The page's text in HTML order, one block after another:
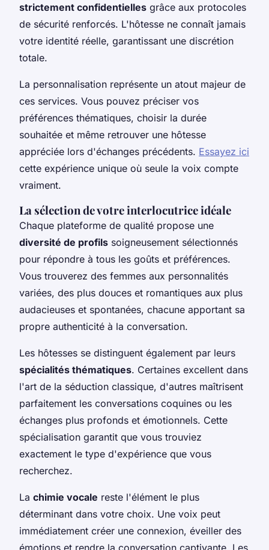
strictement confidentielles grâce aux protocoles
de sécurité renforcés. L'hôtesse ne connaît jamais
votre identité réelle, garantissant une discrétion
totale.
La personnalisation représente un atout majeur de
ces services. Vous pouvez préciser vos
préférences thématiques, choisir la durée
souhaitée et même retrouver une hôtesse
appréciée lors d'échanges précédents. Essayez ici
cette expérience unique où seule la voix compte
vraiment.
La sélection de votre interlocutrice idéale
Chaque plateforme de qualité propose une
diversité de profils soigneusement sélectionnés
pour répondre à tous les goûts et préférences.
Vous trouverez des femmes aux personnalités
variées, des plus douces et romantiques aux plus
audacieuses et spontanées, chacune apportant sa
propre authenticité à la conversation.
Les hôtesses se distinguent également par leurs
spécialités thématiques. Certaines excellent dans
l'art de la séduction classique, d'autres maîtrisent
parfaitement les conversations coquines ou les
échanges plus profonds et émotionnels. Cette
spécialisation garantit que vous trouviez
exactement le type d'expérience que vous
recherchez.
La chimie vocale reste l'élément le plus
déterminant dans votre choix. Une voix peut
immédiatement créer une connexion, éveiller des
émotions et rendre la conversation captivante. Les